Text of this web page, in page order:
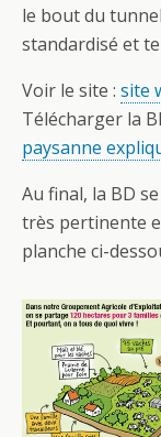
le bout du
standardisé et
Voir le site : site
Télécharger la
paysanne
Au final, la BD
très pertinente
planche ci-